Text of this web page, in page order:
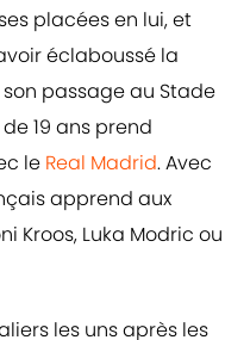
placées en lui, et
éclaboussé la
passage au Stade
19 ans prend
le Real Madrid. Avec
apprend aux
Kroos, Luka Modric ou
les uns après les